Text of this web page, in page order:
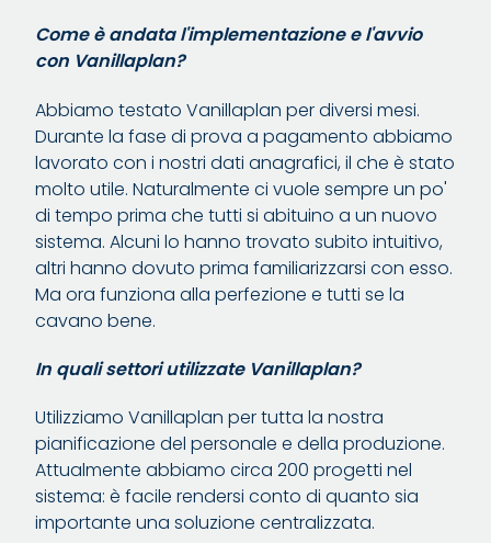
Come è andata l'implementazione e l'avvio
con Vanillaplan?
Abbiamo testato Vanillaplan per diversi mesi.
Durante la fase di prova a pagamento abbiamo
lavorato con i nostri dati anagrafici, il che è stato
molto utile. Naturalmente ci vuole sempre un po'
di tempo prima che tutti si abituino a un nuovo
sistema. Alcuni lo hanno trovato subito intuitivo,
altri hanno dovuto prima familiarizzarsi con esso.
Ma ora funziona alla perfezione e tutti se la
cavano bene.
In quali settori utilizzate Vanillaplan?
Utilizziamo Vanillaplan per tutta la nostra
pianificazione del personale e della produzione.
Attualmente abbiamo circa 200 progetti nel
sistema: è facile rendersi conto di quanto sia
importante una soluzione centralizzata.